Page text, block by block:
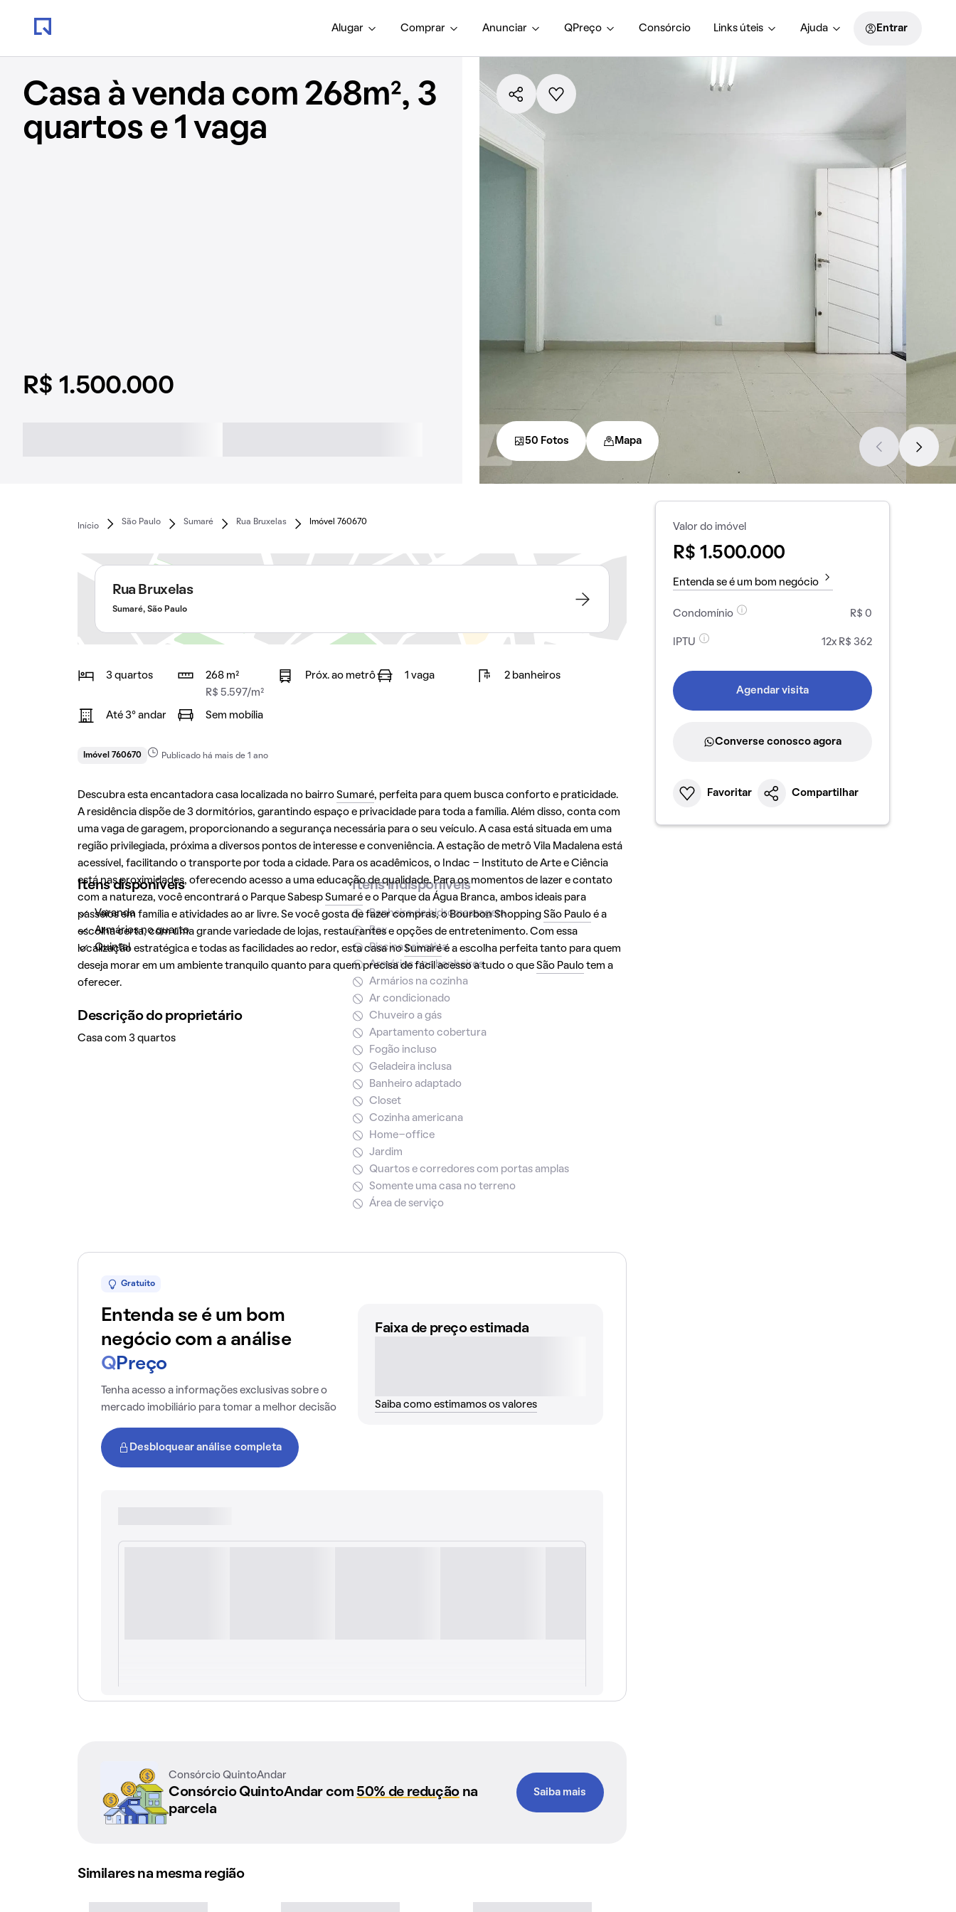
Alugar Comprar Anunciar QPreço Consórcio Links úteis Ajuda Entrar
Casa à venda com 268m², 3
quartos e 1 vaga
R$ 1.500.000
50 Fotos Mapa
Início
São Paulo Sumaré Rua Bruxelas Imóvel 760670
Rua Bruxelas
Sumaré, São Paulo
3 quartos
268 m²
R$ 5.597/m²
Próx. ao metrô 1 vaga 2 banheiros
Até 3° andar Sem mobília
Imóvel 760670 Publicado há mais de 1 ano
Descubra esta encantadora casa localizada no bairro Sumaré, perfeita para quem busca conforto e praticidade.
A residência dispõe de 3 dormitórios, garantindo espaço e privacidade para toda a família. Além disso, conta com
uma vaga de garagem, proporcionando a segurança necessária para o seu veículo. A casa está situada em uma
região privilegiada, próxima a diversos pontos de interesse e conveniência. A estação de metrô Vila Madalena está
acessível, facilitando o transporte por toda a cidade. Para os acadêmicos, o Indac - Instituto de Arte e Ciência
está nas proximidades, oferecendo acesso a uma educação de qualidade. Para os momentos de lazer e contato
com a natureza, você encontrará o Parque Sabesp Sumarée o Parque da Água Branca, ambos ideais para
passeios em família e atividades ao ar livre. Se você gosta de fazer compras, o Bourbon Shopping São Pauloé a
escolha certa, com uma grande variedade de lojas, restaurantes e opções de entretenimento. Com essa
localização estratégica e todas as facilidades ao redor, esta casa noSumaréé a escolha perfeita tanto para quem
deseja morar em um ambiente tranquilo quanto para quem precisa de fácil acesso a tudo o que São Paulotem a
oferecer.
Descrição do proprietário
Casa com 3 quartos
Itens disponíveis
Varanda
Armários no quarto
Quintal
Itens indisponíveis
Banheira de hidromassagem
Box
Piscina privativa
Armários nos banheiros
Armários na cozinha
Ar condicionado
Chuveiro a gás
Apartamento cobertura
Fogão incluso
Geladeira inclusa
Banheiro adaptado
Closet
Cozinha americana
Home-office
Jardim
Quartos e corredores com portas amplas
Somente uma casa no terreno
Área de serviço
Gratuito
Entenda se é um bom
negócio com a análise
Q Preço
Tenha acesso a informações exclusivas sobre o
mercado imobiliário para tomar a melhor decisão
Desbloquear análise completa
Faixa de preço estimada
Saiba como estimamos os valores
Consórcio QuintoAndar
Consórcio QuintoAndar com 50% de reduçãona
parcela
Saiba mais
Similares na mesma região
Valor do imóvel
R$ 1.500.000
Entenda se é um bom negócio
Condomínio R$ 0
IPTU 12x R$ 362
Agendar visita
Converse conosco agora
Favoritar Compartilhar